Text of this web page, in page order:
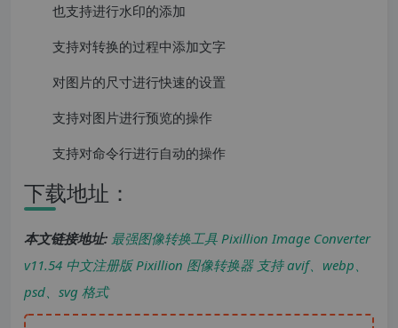
也支持进行水印的添加
支持对转换的过程中添加文字
对图片的尺寸进行快速的设置
支持对图片进行预览的操作
支持对命令行进行自动的操作
下载地址：
本文链接地址: 最强图像转换工具 Pixillion Image Converter
v11.54 中文注册版 Pixillion 图像转换器 支持 avif、webp、
psd、svg 格式